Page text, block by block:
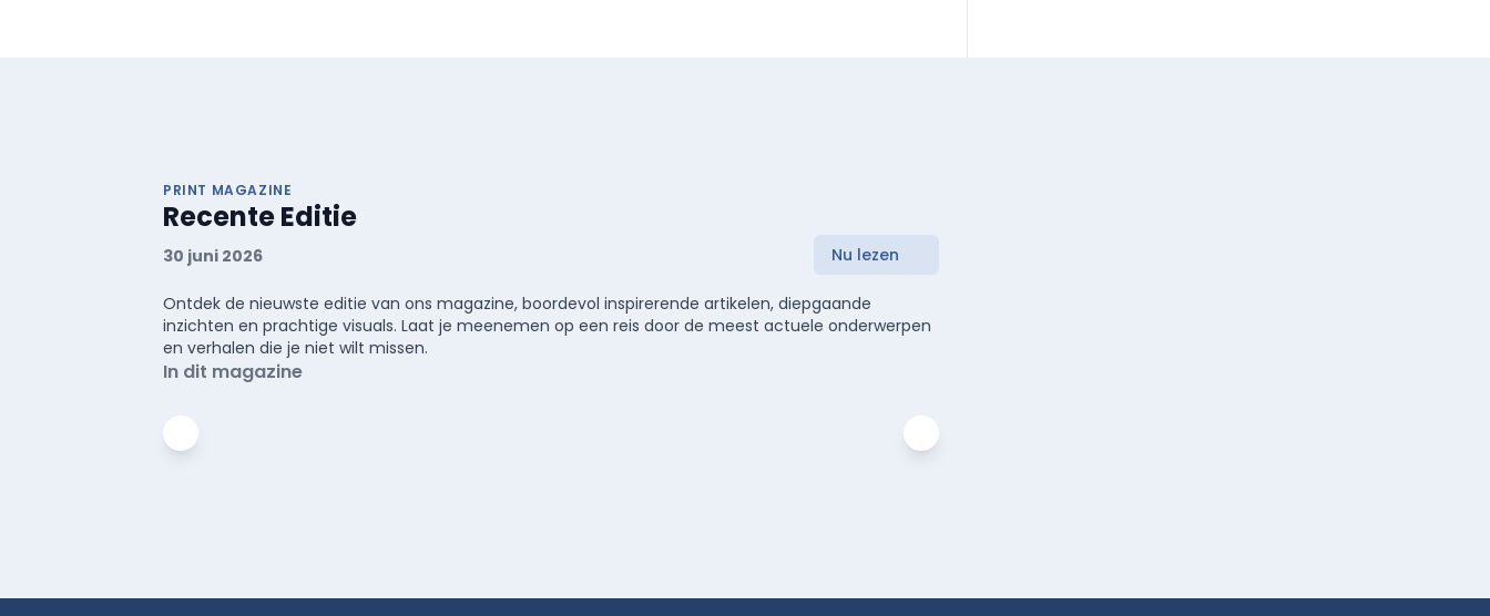
PRINT MAGAZINE
Recente Editie
30 juni 2026 Nu lezen
Ontdek de nieuwste editie van ons magazine, boordevol inspirerende artikelen, diepgaande
inzichten en prachtige visuals. Laat je meenemen op een reis door de meest actuele onderwerpen
en verhalen die je niet wilt missen.
In dit magazine